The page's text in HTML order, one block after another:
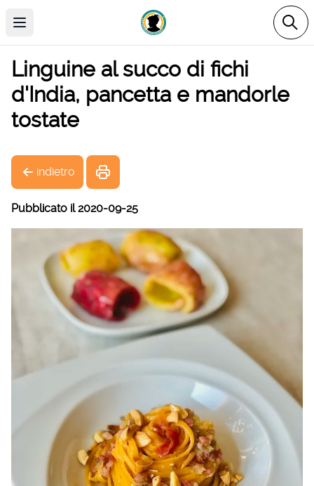
Open main menu
Linguine al succo di fichi
d'India, pancetta e mandorle
tostate
indietro
Pubblicato il 2020-09-25